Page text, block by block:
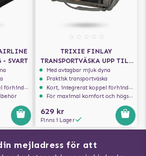
- SVART
hoppar ur
TRIXIE FINLAY
TRANSPORTVÄSKA UPP TILL
10KG
Med avtagbar mjuk dyna
Praktisk transportväska
Kort, integrerat koppel förhindrar att hunden hoppar ur
För maximal komfort och högsta säkerhet
629 kr
Finns i Lager
mejladress för att